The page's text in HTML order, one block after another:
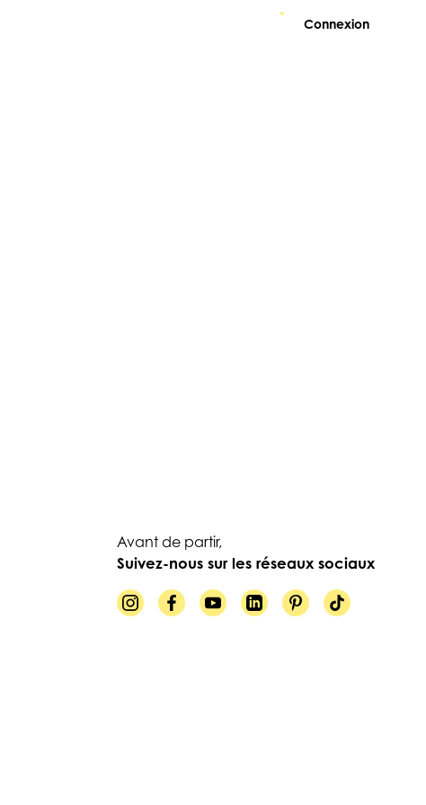
Connexion
Avant de partir,
Suivez-nous sur les réseaux sociaux